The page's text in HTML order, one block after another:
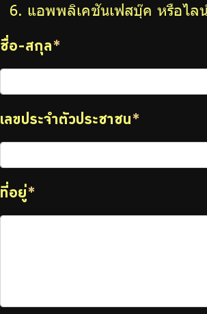
แอพพลิเคชันเฟสบุ๊ค หรือไล
ชื่อ-สกุล *
เลขประจำตัวประชาชน *
ที่อยู่ *